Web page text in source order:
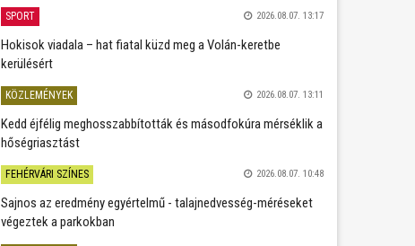
SPORT 2026.08.07. 13:17
Hokisok viadala – hat fiatal küzd meg a Volán-keretbe
kerülésért
KÖZLEMÉNYEK 2026.08.07. 13:11
Kedd éjfélig meghosszabbították és másodfokúra mérséklik a
hőségriasztást
FEHÉRVÁRI SZÍNES 2026.08.07. 10:48
Sajnos az eredmény egyértelmű - talajnedvesség-méréseket
végeztek a parkokban